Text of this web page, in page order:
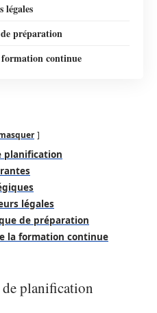
légales
de préparation
formation continue
planification
légales
de préparation
la formation continue
planification